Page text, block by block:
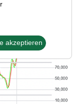
akzeptieren